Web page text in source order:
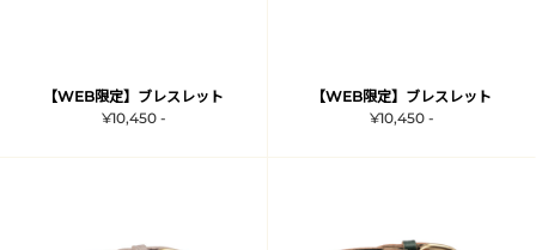
【WEB限定】ブレスレット
¥10,450 -
【WEB限定】ブレスレット
¥10,450 -